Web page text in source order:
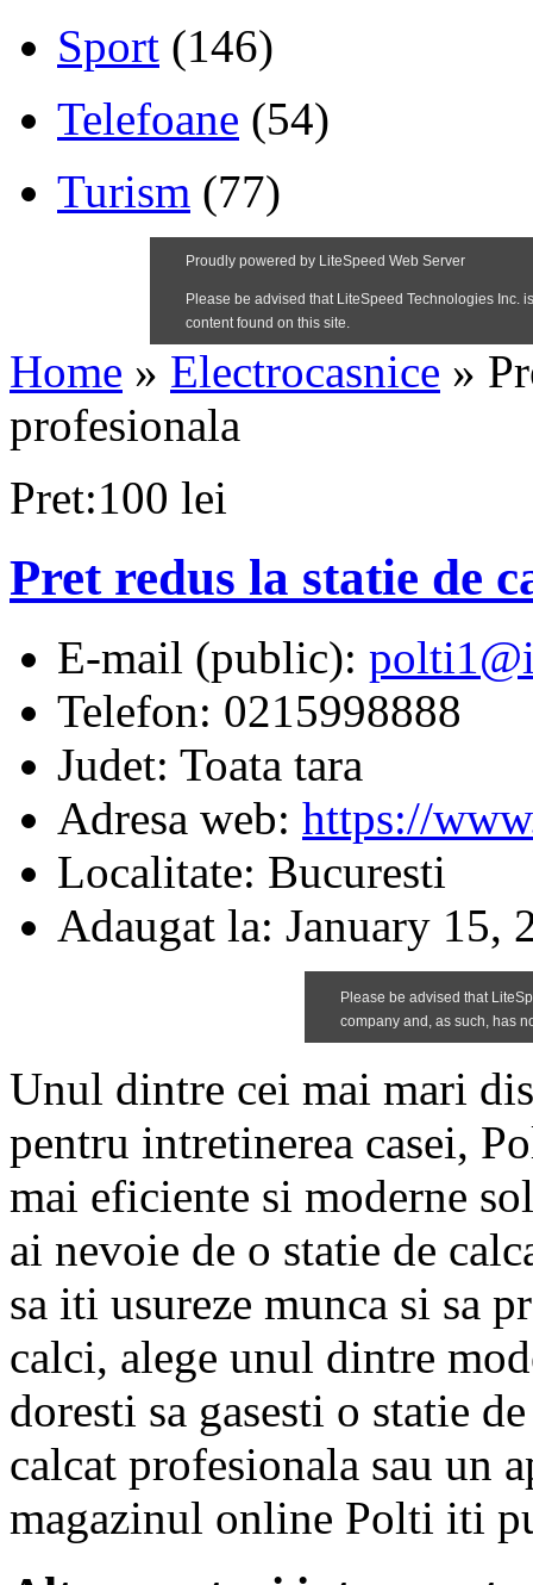
Sport (146)
Telefoane (54)
Turism (77)
Home » Electrocasnice »
profesionala
Pret:100 lei
Pret redus la statie de
E-mail (public):
Telefon: 0215998888
Judet: Toata tara
Adresa web: https://
Localitate: Bucuresti
Adaugat la: January 15,
Unul dintre cei mai mari
pentru intretinerea casei,
mai eficiente si moderne
ai nevoie de o statie de
sa iti usureze munca si sa
calci, alege unul dintre
doresti sa gasesti o statie
calcat profesionala sau un
magazinul online Polti iti